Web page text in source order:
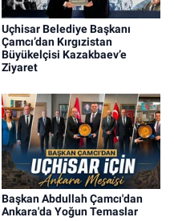
Uçhisar Belediye Başkanı
Çamcı’dan Kırgızistan
Büyükelçisi Kazakbaev’e
Ziyaret
Başkan Abdullah Çamcı'dan
Ankara'da Yoğun Temaslar